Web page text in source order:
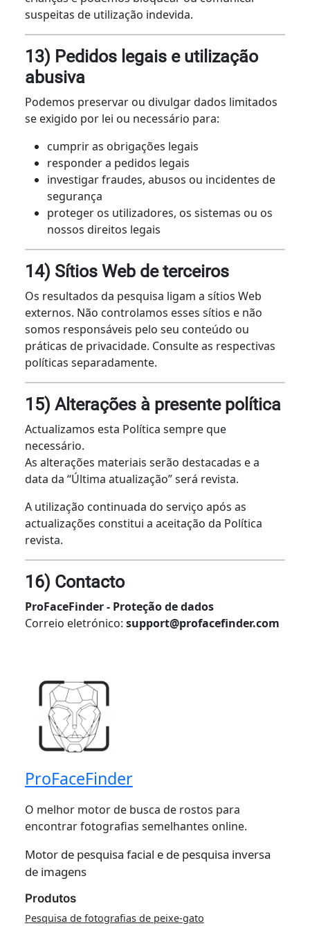
suspeitas de utilização indevida.
13) Pedidos legais e utilização
abusiva
Podemos preservar ou divulgar dados limitados
se exigido por lei ou necessário para:
cumprir as obrigações legais
responder a pedidos legais
investigar fraudes, abusos ou incidentes de
segurança
proteger os utilizadores, os sistemas ou os
nossos direitos legais
14) Sítios Web de terceiros
Os resultados da pesquisa ligam a sítios Web
externos. Não controlamos esses sítios e não
somos responsáveis pelo seu conteúdo ou
práticas de privacidade. Consulte as respectivas
políticas separadamente.
15) Alterações à presente política
Actualizamos esta Política sempre que
necessário.
As alterações materiais serão destacadas e a
data da “Última atualização” será revista.
A utilização continuada do serviço após as
actualizações constitui a aceitação da Política
revista.
16) Contacto
ProFaceFinder - Proteção de dados
Correio eletrónico: support@profacefinder.com
ProFaceFinder
O melhor motor de busca de rostos para
encontrar fotografias semelhantes online.
Motor de pesquisa facial e de pesquisa inversa
de imagens
Produtos
Pesquisa de fotografias de peixe-gato